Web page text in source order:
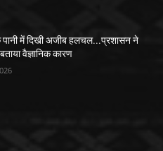
पानी में दिखी अजीब हलचल...प्रशासन ने
वैज्ञानिक कारण